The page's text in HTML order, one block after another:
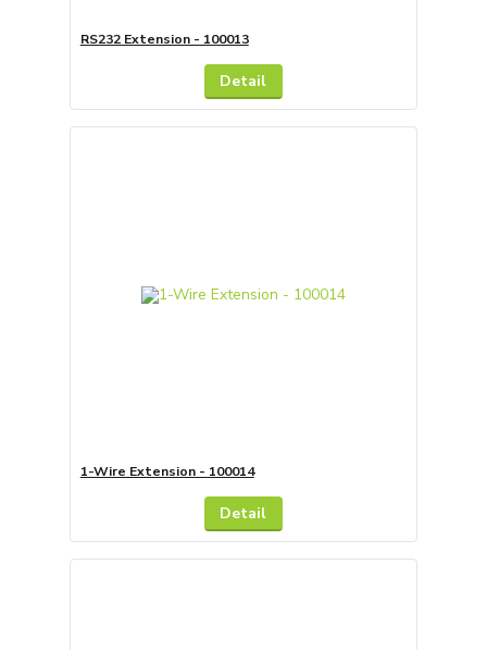
RS232 Extension - 100013
Detail
1-Wire Extension - 100014
Detail